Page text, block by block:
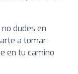
dudes en
a tomar
en tu camino